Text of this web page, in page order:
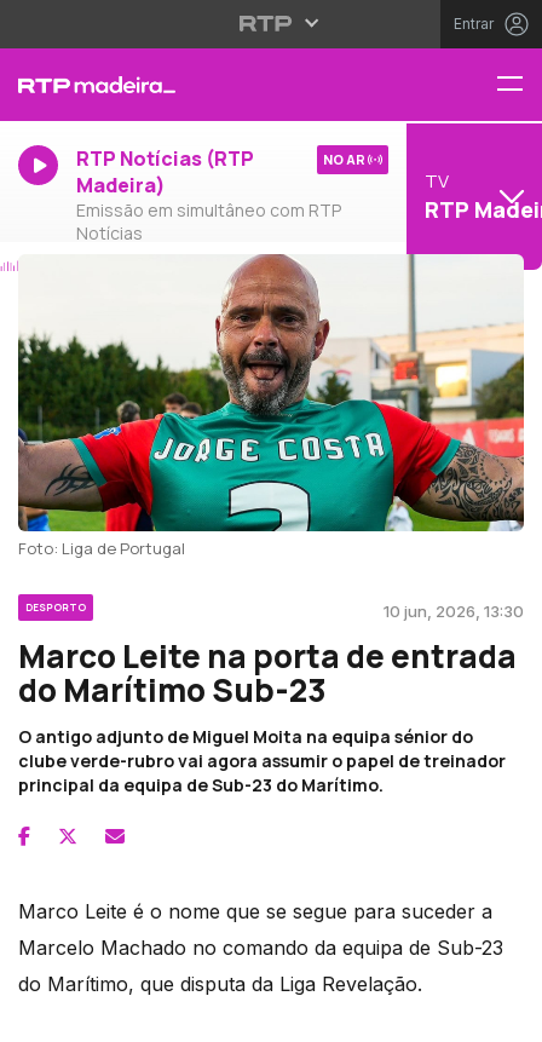
Entrar
RTP Notícias (RTP
Madeira)
Emissão em simultâneo com RTP
Notícias
NO AR
TV
RTP
Foto: Liga de Portugal
DESPORTO 10 jun, 2026, 13:30
Marco Leite na porta de entrada
do Marítimo Sub-23
O antigo adjunto de Miguel Moita na equipa sénior do
clube verde-rubro vai agora assumir o papel de treinador
principal da equipa de Sub-23 do Marítimo.
Marco Leite é o nome que se segue para suceder a
Marcelo Machado no comando da equipa de Sub-23
do Marítimo, que disputa da Liga Revelação.